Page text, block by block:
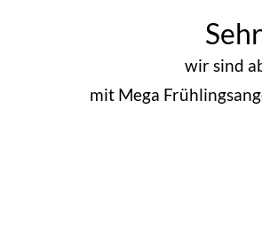
wir sind
mit Mega